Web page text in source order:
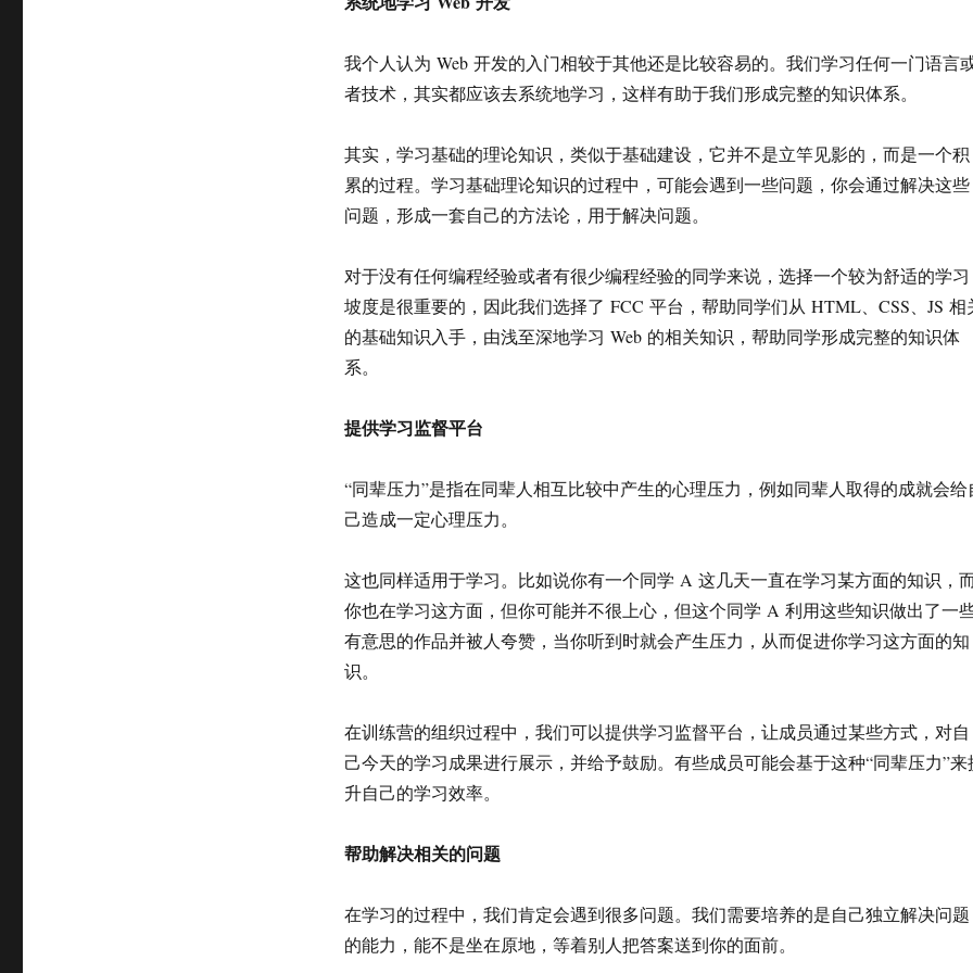
我个人认为 Web 开发的入门相较于其他还是比较容易的。我们学习任何一门语言
者技术，其实都应该去系统地学习，这样有助于我们形成完整的知识体系。
其实，学习基础的理论知识，类似于基础建设，它并不是立竿见影的，而是一个积
累的过程。学习基础理论知识的过程中，可能会遇到一些问题，你会通过解决这些
问题，形成一套自己的方法论，用于解决问题。
对于没有任何编程经验或者有很少编程经验的同学来说，选择一个较为舒适的学习
坡度是很重要的，因此我们选择了 FCC 平台，帮助同学们从 HTML、CSS、JS 相
的基础知识入手，由浅至深地学习 Web 的相关知识，帮助同学形成完整的知识体
系。
提供学习监督平台
“同辈压力”是指在同辈人相互比较中产生的心理压力，例如同辈人取得的成就会给
己造成一定心理压力。
这也同样适用于学习。比如说你有一个同学 A 这几天一直在学习某方面的知识，
你也在学习这方面，但你可能并不很上心，但这个同学 A 利用这些知识做出了一
有意思的作品并被人夸赞，当你听到时就会产生压力，从而促进你学习这方面的知
识。
在训练营的组织过程中，我们可以提供学习监督平台，让成员通过某些方式，对自
己今天的学习成果进行展示，并给予鼓励。有些成员可能会基于这种“同辈压力”来
升自己的学习效率。
帮助解决相关的问题
在学习的过程中，我们肯定会遇到很多问题。我们需要培养的是自己独立解决问题
的能力，能不是坐在原地，等着别人把答案送到你的面前。